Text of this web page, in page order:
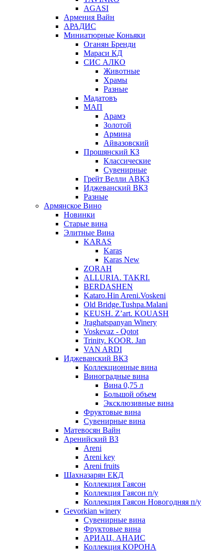
AGASI
Армения Вайн
АРАДИС
Миниатюрные Коньяки
Оганян Бренди
Мараси КД
СИС АЛКО
Животные
Храмы
Разные
Мадатовъ
МАП
Арамэ
Золотой
Армина
Айвазовский
Прошянский КЗ
Классические
Сувенирные
Грейт Велли АВКЗ
Иджеванский ВКЗ
Разные
Армянское Вино
Новинки
Старые вина
Элитные Вина
KARAS
Karas
Karas New
ZORAH
ALLURIA. TAKRI.
BERDASHEN
Kataro.Hin Areni.Voskeni
Old Bridge.Tushpa.Malani
KEUSH. Z’art. KOUASH
Jraghatspanyan Winery
Voskevaz - Qotot
Trinity. KOOR. Jan
VAN ARDI
Иджеванский ВКЗ
Коллекционные вина
Виноградные вина
Вина 0,75 л
Большой объем
Эксклюзивные вина
Фруктовые вина
Cувенирные вина
Матевосян Вайн
Аренийский ВЗ
Areni
Areni key
Areni fruits
Шахназарян ЕКД
Коллекция Гаясон
Коллекция Гаясон п/у
Коллекция Гаясон Новогодняя п/у
Gevorkian winery
Сувенирные вина
Фруктовые вина
АРИАЦ. АНАИС
Коллекция КОРОНА